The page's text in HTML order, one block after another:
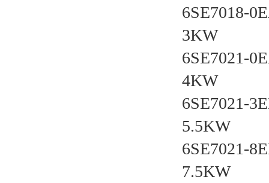
6SE7018-
3KW
6SE7021-
4KW
6SE7021-
5.5KW
6SE7021-
7.5KW